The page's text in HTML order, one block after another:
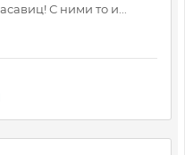
С ними то и...